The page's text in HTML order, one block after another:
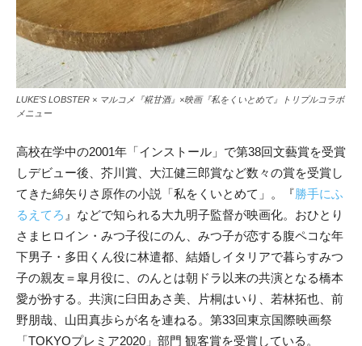
LUKE’S LOBSTER × マルコメ『糀甘酒』×映画『私をくいとめて』トリプルコラボ
メニュー
高校在学中の2001年「インストール」で第38回文藝賞を受賞
しデビュー後、芥川賞、大江健三郎賞など数々の賞を受賞し
てきた綿矢りさ原作の小説「私をくいとめて」。『勝手にふ
るえてろ 』などで知られる大九明子監督が映画化。おひとり
さまヒロイン・みつ子役にのん、みつ子が恋する腹ペコな年
下男子・多田くん役に林遣都、結婚しイタリアで暮らすみつ
子の親友＝皐月役に、のんとは朝ドラ以来の共演となる橋本
愛が扮する。共演に臼田あさ美、片桐はいり、若林拓也、前
野朋哉、山田真歩らが名を連ねる。第33回東京国際映画祭
「TOKYOプレミア2020」部門 観客賞を受賞している。